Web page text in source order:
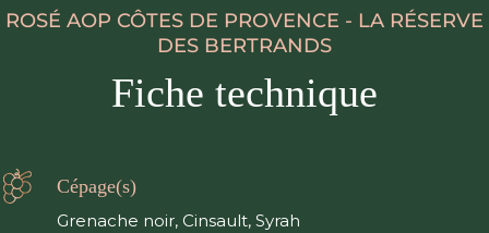
ROSÉ AOP CÔTES DE PROVENCE - LA RÉSERVE
DES BERTRANDS
Fiche technique
Cépage(s)
Grenache noir, Cinsault, Syrah